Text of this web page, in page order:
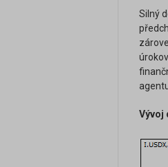
Silný
Vývoj